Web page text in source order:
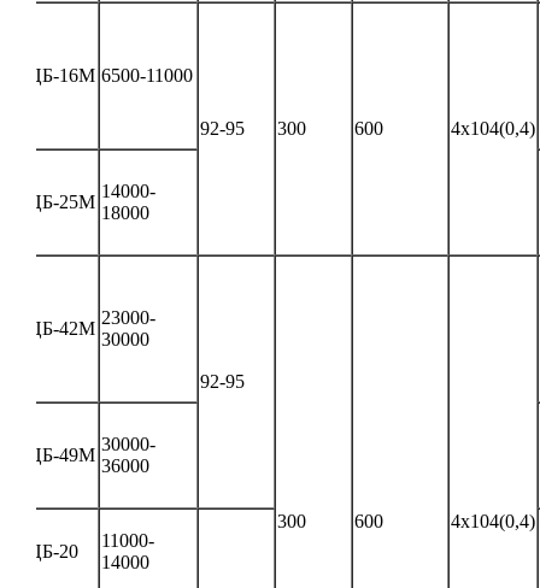
ЦБ-16М 6500-11000
92-95 300 600 4х104(0,4)
ЦБ-25М
14000-
18000
ЦБ-42М
23000-
30000
92-95
300 600 4х104(0,4)
ЦБ-49М
30000-
36000
ЦБ-20
11000-
14000